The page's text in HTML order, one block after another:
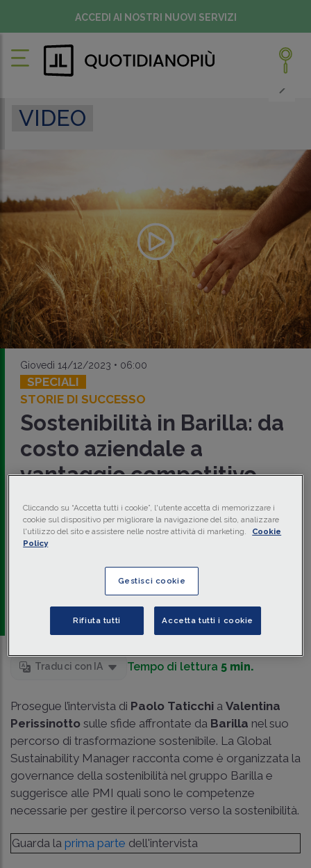
ACCEDI AI NOSTRI NUOVI SERVIZI
VIDEO
Giovedì 14/12/2023 • 06:00
SPECIALI
STORIE DI SUCCESSO
Sostenibilità in Barilla: da
costo aziendale a
vantaggio competitivo
Valentina Perissinottosulla trasformazione sostenibile di
Barilla. La manager racconta quali sono state le complessità
più rilevanti affrontate lungo il percorso verso la sostenibilità
e come è organizzata la sostenibilità in
-Professore Ordinario di Strategia e
Sostenibilità Aziendale
Traduci con IA Tempo di lettura 5 min.
Prosegue l’intervista di Paolo Taticchi a Valentina
Perissinotto sulle sfide affrontate da Barilla nel suo
percorso di trasformazione sostenibile. La Global
Sustainability Manager racconta come è organizzata la
governance della sostenibilità nel gruppo Barilla e
suggerisce alle PMI quali sono le competenze
necessarie per gestire il percorso verso la sostenibilità.
Guarda la prima parte dell'intervista
Cliccando su “Accetta tutti i cookie”, l'utente accetta di memorizzare i
cookie sul dispositivo per migliorare la navigazione del sito, analizzare
l'utilizzo del sito e assistere nelle nostre attività di marketing.
Cookie
Policy
Gestisci cookie
Rifiuta tutti Accetta tutti i cookie